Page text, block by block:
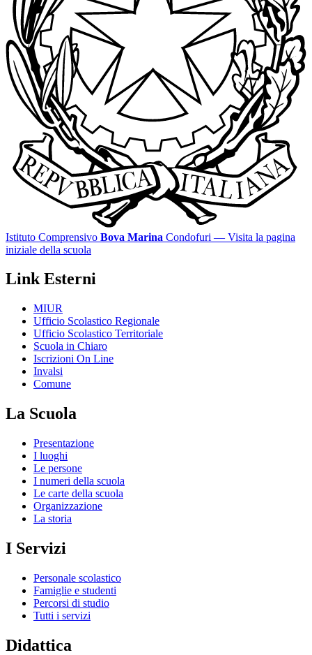
Istituto Comprensivo Bova Marina Condofuri — Visita la pagina
iniziale della scuola
Link Esterni
MIUR
Ufficio Scolastico Regionale
Ufficio Scolastico Territoriale
Scuola in Chiaro
Iscrizioni On Line
Invalsi
Comune
La Scuola
Presentazione
I luoghi
Le persone
I numeri della scuola
Le carte della scuola
Organizzazione
La storia
I Servizi
Personale scolastico
Famiglie e studenti
Percorsi di studio
Tutti i servizi
Didattica